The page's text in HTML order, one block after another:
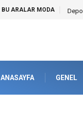
BU ARALAR MODA
ANASAYFA GENEL